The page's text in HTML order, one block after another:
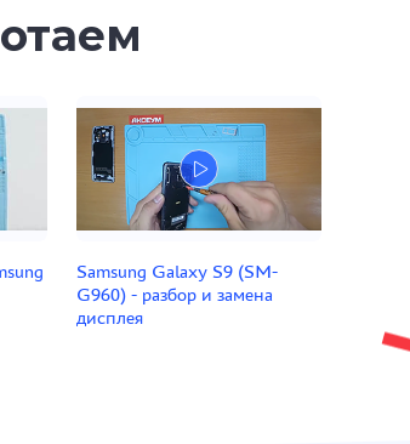
Samsung Galaxy S9 (SM-
G960) - разбор и замена
дисплея